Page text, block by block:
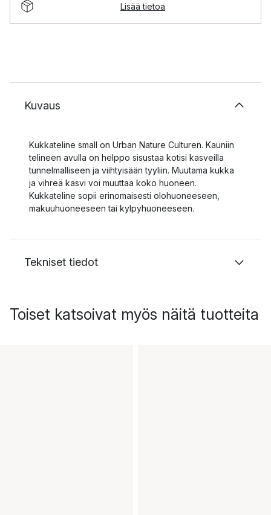
Lisää tietoa
Kuvaus
Kukkateline small on Urban Nature Culturen. Kauniin
telineen avulla on helppo sisustaa kotisi kasveilla
tunnelmalliseen ja viihtyisään tyyliin. Muutama kukka
ja vihreä kasvi voi muuttaa koko huoneen.
Kukkateline sopii erinomaisesti olohuoneeseen,
makuuhuoneeseen tai kylpyhuoneeseen.
Tekniset tiedot
Toiset katsoivat myös näitä tuotteita